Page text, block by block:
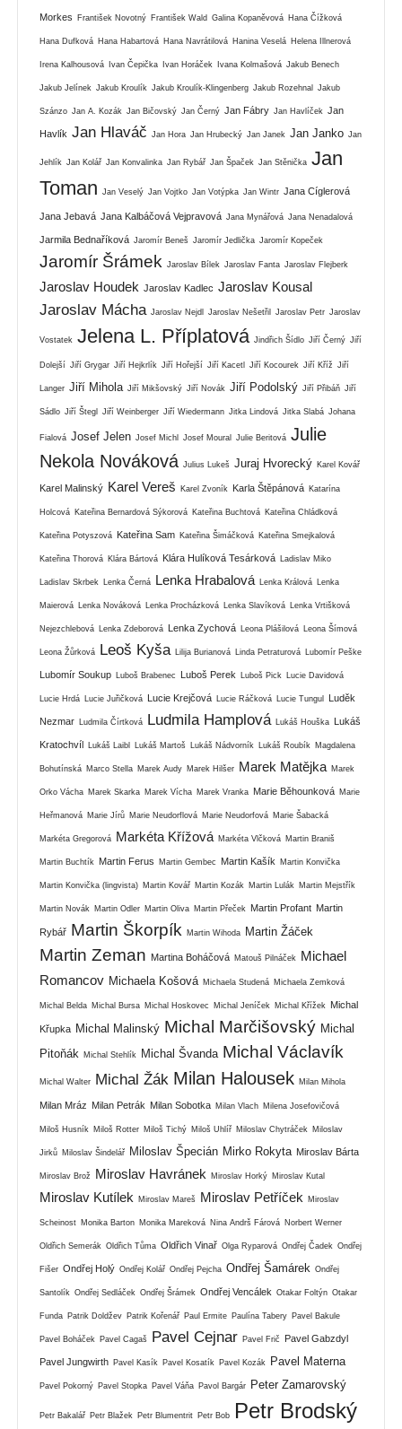
Morkes František Novotný František Wald Galina Kopaněvová Hana Čížková
Hana Dufková Hana Habartová Hana Navrátilová Hanina Veselá Helena Illnerová
Irena Kalhousová Ivan Čepička Ivan Horáček Ivana Kolmašová Jakub Benech
Jakub Jelínek Jakub Kroulík Jakub Kroulík-Klingenberg Jakub Rozehnal Jakub
Szánzo Jan A. Kozák Jan Bičovský Jan Černý Jan Fábry Jan Havlíček Jan
Havlík Jan Hlaváč Jan Hora Jan Hrubecký Jan Janek Jan Janko Jan
Jehlík Jan Kolář Jan Konvalinka Jan Rybář Jan Špaček Jan Stěnička Jan
Toman
Jan Veselý Jan Vojtko Jan Votýpka Jan Wintr Jana Cíglerová
Jana Jebavá Jana Kalbáčová Vejpravová Jana Mynářová Jana Nenadalová
Jarmila Bednaříková Jaromír Beneš Jaromír Jedlička Jaromír Kopeček
Jaromír Šrámek Jaroslav Bílek Jaroslav Fanta Jaroslav Flejberk
Jaroslav Houdek Jaroslav Kadlec Jaroslav Kousal
Jaroslav Mácha Jaroslav Nejdl Jaroslav Nešetřil Jaroslav Petr Jaroslav
Vostatek Jelena L. Příplatová Jindřich Šídlo Jiří Černý Jiří
Dolejší Jiří Grygar Jiří Hejkrlík Jiří Hořejší Jiří Kacetl Jiří Kocourek Jiří Kříž Jiří
Langer Jiří Mihola Jiří Mikšovský Jiří Novák Jiří Podolský Jiří Přibáň Jiří
Sádlo Jiří Štegl Jiří Weinberger Jiří Wiedermann Jitka Lindová Jitka Slabá Johana
Fialová Josef Jelen Josef Michl Josef Moural Julie Beritová Julie
Nekola Nováková Julius Lukeš Juraj Hvorecký Karel Kovář
Karel Malinský Karel Vereš Karel Zvoník Karla Štěpánová Katarína
Holcová Kateřina Bernardová Sýkorová Kateřina Buchtová Kateřina Chládková
Kateřina Potyszová Kateřina Sam Kateřina Šimáčková Kateřina Smejkalová
Kateřina Thorová Klára Bártová Klára Hulíková Tesárková Ladislav Miko
Ladislav Skrbek Lenka Černá Lenka Hrabalová Lenka Králová Lenka
Maierová Lenka Nováková Lenka Procházková Lenka Slavíková Lenka Vrtišková
Nejezchlebová Lenka Zdeborová Lenka Zychová Leona Plášilová Leona Šímová
Leona Žůrková Leoš Kyša Lilija Burianová Linda Petraturová Lubomír Peške
Lubomír Soukup Luboš Brabenec Luboš Perek Luboš Pick Lucie Davidová
Lucie Hrdá Lucie Juřičková Lucie Krejčová Lucie Ráčková Lucie Tungul Luděk
Nezmar Ludmila Čírtková Ludmila Hamplová Lukáš Houška Lukáš
Kratochvíl Lukáš Laibl Lukáš Martoš Lukáš Nádvorník Lukáš Roubík Magdalena
Bohutínská Marco Stella Marek Audy Marek Hilšer Marek Matějka Marek
Orko Vácha Marek Skarka Marek Vícha Marek Vranka Marie Běhounková Marie
Heřmanová Marie Jírů Marie Neudorflová Marie Neudorfová Marie Šabacká
Markéta Gregorová Markéta Křížová Markéta Vlčková Martin Braniš
Martin Buchtík Martin Ferus Martin Gembec Martin Kašík Martin Konvička
Martin Konvička (lingvista) Martin Kovář Martin Kozák Martin Lulák Martin Mejstřík
Martin Novák Martin Odler Martin Oliva Martin Přeček Martin Profant Martin
Rybář Martin Škorpík Martin Wihoda Martin Žáček
Martin Zeman Martina Boháčová Matouš Pilnáček
Michael
Romancov Michaela Košová Michaela Studená Michaela Zemková
Michal Belda Michal Bursa Michal Hoskovec Michal Jeníček Michal Křížek Michal
Křupka Michal Malinský Michal Marčišovský Michal
Pitoňák
Michal Stehlík Michal Švanda Michal Václavík
Michal Walter Michal Žák Milan Halousek Milan Mihola
Milan Mráz Milan Petrák Milan Sobotka Milan Vlach Milena Josefovičová
Miloš Husník Miloš Rotter Miloš Tichý Miloš Uhlíř Miloslav Chytráček Miloslav
Jirků Miloslav Šindelář Miloslav Špecián Mirko Rokyta Miroslav Bárta
Miroslav Brož Miroslav Havránek Miroslav Horký Miroslav Kutal
Miroslav Kutílek Miroslav Mareš Miroslav Petříček Miroslav
Scheinost Monika Barton Monika Mareková Nina Andrš Fárová Norbert Werner
Oldřich Semerák Oldřich Tůma Oldřich Vinař Olga Ryparová Ondřej Čadek Ondřej
Fišer Ondřej Holý Ondřej Kolář Ondřej Pejcha Ondřej Šamárek Ondřej
Santolík Ondřej Sedláček Ondřej Šrámek Ondřej Vencálek Otakar Foltýn Otakar
Funda Patrik Doldžev Patrik Kořenář Paul Ermite Paulína Tabery Pavel Bakule
Pavel Boháček Pavel Cagaš Pavel Cejnar Pavel Frič Pavel Gabzdyl
Pavel Jungwirth Pavel Kasík Pavel Kosatík Pavel Kozák Pavel Materna
Pavel Pokorný Pavel Stopka Pavel Váňa Pavol Bargár Peter Zamarovský
Petr Bakalář Petr Blažek Petr Blumentrit Petr Bob Petr Brodský